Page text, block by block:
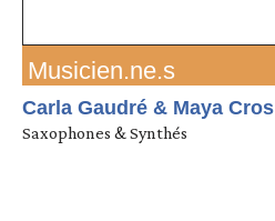
Musicien.ne.s
Carla Gaudré & Maya Cros
Saxophones & Synthés